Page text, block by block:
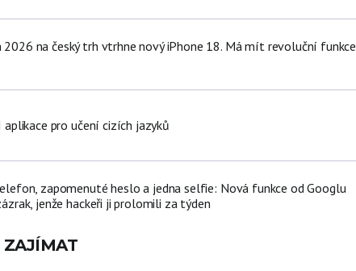
2026 na český trh vtrhne nový iPhone 18. Má mít revoluční funkce
aplikace pro učení cizích jazyků
zapomenuté heslo a jedna selfie: Nová funkce od Googlu
jenže hackeři ji prolomili za týden
ZAJÍMAT